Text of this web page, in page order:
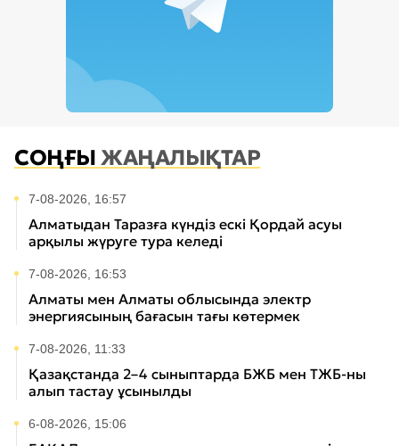
СОҢҒЫЖАҢАЛЫҚТАР
7-08-2026, 16:57
Алматыдан Таразға күндіз ескі Қордай асуы
арқылы жүруге тура келеді
7-08-2026, 16:53
Алматы мен Алматы облысында электр
энергиясының бағасын тағы көтермек
7-08-2026, 11:33
Қазақстанда 2–4 сыныптарда БЖБ мен ТЖБ-ны
алып тастау ұсынылды
6-08-2026, 15:06